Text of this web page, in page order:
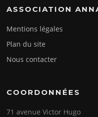
ASSOCIATION
Mentions légales
Plan du site
Nous contacter
COORDONNÉES
71 avenue Victor Hugo